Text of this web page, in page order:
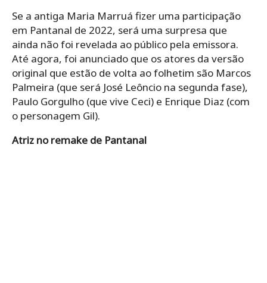
Se a antiga Maria Marruá fizer uma participação
em Pantanal de 2022, será uma surpresa que
ainda não foi revelada ao público pela emissora.
Até agora, foi anunciado que os atores da versão
original que estão de volta ao folhetim são Marcos
Palmeira (que será José Leôncio na segunda fase),
Paulo Gorgulho (que vive Ceci) e Enrique Diaz (com
o personagem Gil).
Atriz no remake de Pantanal